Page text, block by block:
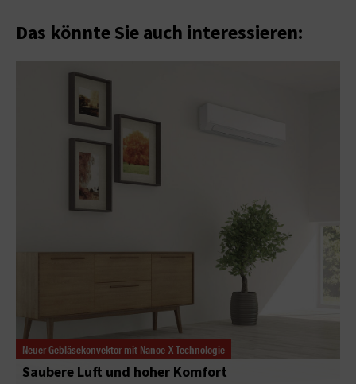
Das könnte Sie auch interessieren:
Neuer Gebläsekonvektor mit Nanoe-X-Technologie
Saubere Luft und hoher Komfort